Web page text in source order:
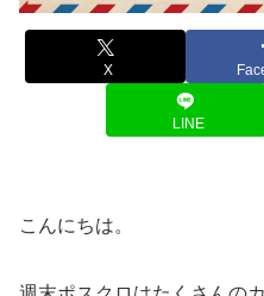
X
LINE
こんにちは。